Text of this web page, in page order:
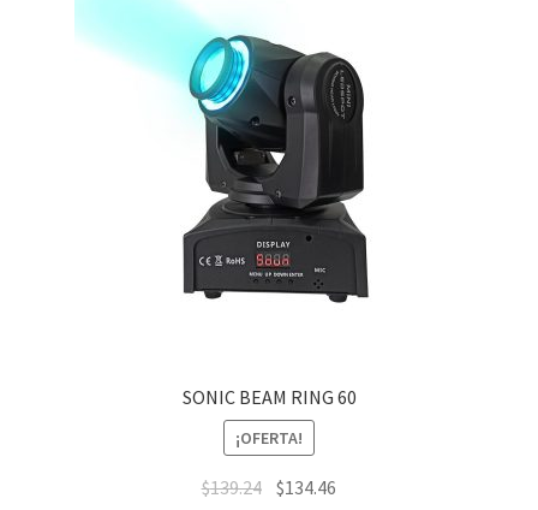
SONIC BEAM RING 60
¡OFERTA!
$139.24 $134.46